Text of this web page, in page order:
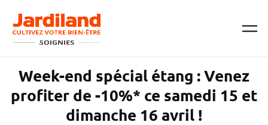
Week-end spécial étang : Venez
profiter de -10%* ce samedi 15 et
dimanche 16 avril !